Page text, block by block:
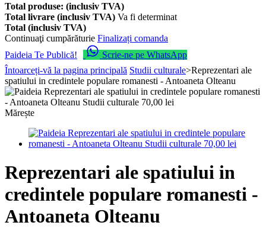
Total produse: (inclusiv TVA)
Total livrare (inclusiv TVA) Va fi determinat
Total (inclusiv TVA)
Continuaţi cumpărăturie Finalizați comanda
Paideia Te Publică!
Scrie-ne pe WhatsApp
Întoarceți-vă la pagina principală Studii culturale>Reprezentari ale
spatiului in credintele populare romanesti - Antoaneta Olteanu
Mărește
Reprezentari ale spatiului in
credintele populare romanesti -
Antoaneta Olteanu